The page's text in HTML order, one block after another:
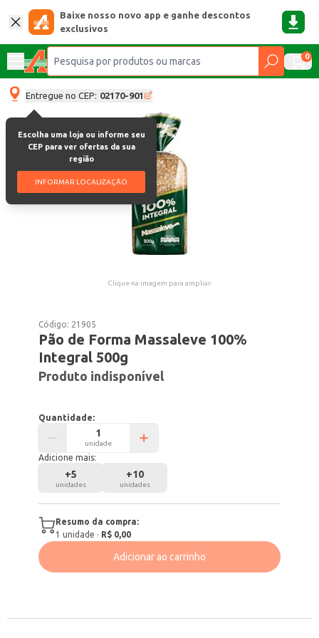
Baixe nosso novo app e ganhe descontos
exclusivos
0
Entregue no CEP: 02170-901
Escolha uma loja ou informe seu
CEP para ver ofertas da sua
região
INFORMAR LOCALIZAÇÃO
Clique na imagem para ampliar.
Código: 21905
Pão de Forma Massaleve 100%
Integral 500g
Produto indisponível
Quantidade:
unidade
Adicione mais:
+5
unidades
+10
unidades
Resumo da compra:
1 unidade · R$ 0,00
Adicionar ao carrinho